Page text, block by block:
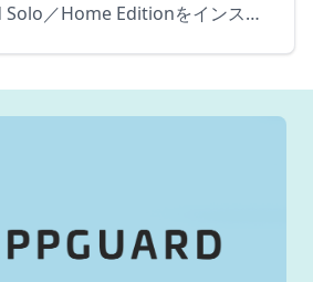
過去にAppGuard Solo／Home Editionをインストールしたことのあるコンピュータにおいて、AppGuard Solo／Home Editionを再インストールした際に、ライセンス認証…